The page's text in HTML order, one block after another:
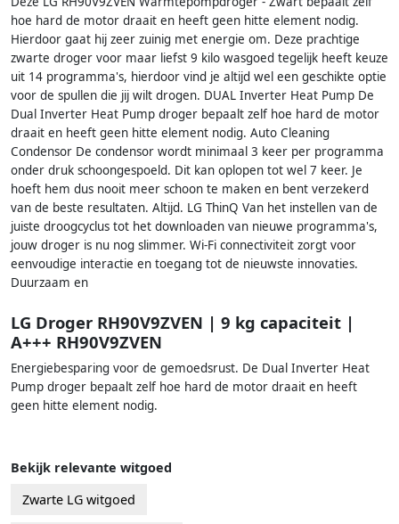
hoe hard de motor draait en heeft geen hitte element nodig.
Hierdoor gaat hij zeer zuinig met energie om. Deze prachtige
zwarte droger voor maar liefst 9 kilo wasgoed tegelijk heeft keuze
uit 14 programma's, hierdoor vind je altijd wel een geschikte optie
voor de spullen die jij wilt drogen. DUAL Inverter Heat Pump De
Dual Inverter Heat Pump droger bepaalt zelf hoe hard de motor
draait en heeft geen hitte element nodig. Auto Cleaning
Condensor De condensor wordt minimaal 3 keer per programma
onder druk schoongespoeld. Dit kan oplopen tot wel 7 keer. Je
hoeft hem dus nooit meer schoon te maken en bent verzekerd
van de beste resultaten. Altijd. LG ThinQ Van het instellen van de
juiste droogcyclus tot het downloaden van nieuwe programma's,
jouw droger is nu nog slimmer. Wi-Fi connectiviteit zorgt voor
eenvoudige interactie en toegang tot de nieuwste innovaties.
Duurzaam en
LG Droger RH90V9ZVEN | 9 kg capaciteit |
A+++ RH90V9ZVEN
Energiebesparing voor de gemoedsrust. De Dual Inverter Heat
Pump droger bepaalt zelf hoe hard de motor draait en heeft
geen hitte element nodig.
Bekijk relevante witgoed
Zwarte LG witgoed